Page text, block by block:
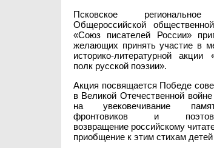
Псковское
Общероссийской
«Союз писателей России»
желающих принять участие в
историко-литературной акции
полк русской поэзии».
Акция посвящается Победе
в Великой Отечественной
на увековечивание
фронтовиков и поэтов-
возвращение российскому
приобщение к этим стихам